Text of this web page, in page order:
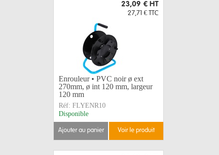
23,09 € HT
27,71 € TTC
Enrouleur • PVC noir ø ext
270mm, ø int 120 mm, largeur
120 mm
Réf: FLYENR10
Disponible
ajouter au panier voir le produit